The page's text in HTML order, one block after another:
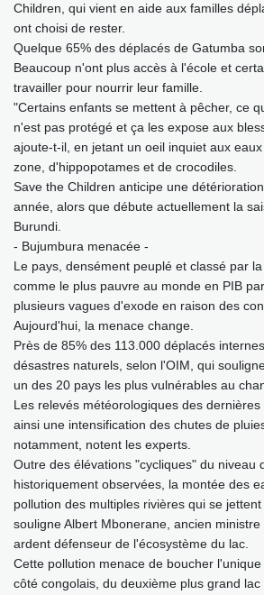
Children, qui vient en aide aux familles
ont choisi de rester.
Quelque 65% des déplacés de Gatumba
Beaucoup n'ont plus accès à l'école et
travailler pour nourrir leur famille.
"Certains enfants se mettent à pêcher, ce
n'est pas protégé et ça les expose aux
ajoute-t-il, en jetant un oeil inquiet aux
zone, d'hippopotames et de crocodiles.
Save the Children anticipe une
année, alors que débute actuellement la
Burundi.
- Bujumbura menacée -
Le pays, densément peuplé et classé par
comme le plus pauvre au monde en PIB
plusieurs vagues d'exode en raison des
Aujourd'hui, la menace change.
Près de 85% des 113.000 déplacés
désastres naturels, selon l'OIM, qui
un des 20 pays les plus vulnérables au
Les relevés météorologiques des
ainsi une intensification des chutes de
notamment, notent les experts.
Outre des élévations "cycliques" du niveau
historiquement observées, la montée des
pollution des multiples rivières qui se jettent
souligne Albert Mbonerane, ancien
ardent défenseur de l'écosystème du lac.
Cette pollution menace de boucher l'unique
côté congolais, du deuxième plus grand lac